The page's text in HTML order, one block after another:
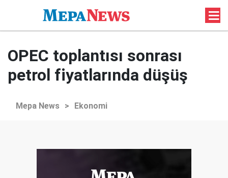
OPEC toplantısı sonrası
petrol fiyatlarında düşüş
Mepa News > Ekonomi